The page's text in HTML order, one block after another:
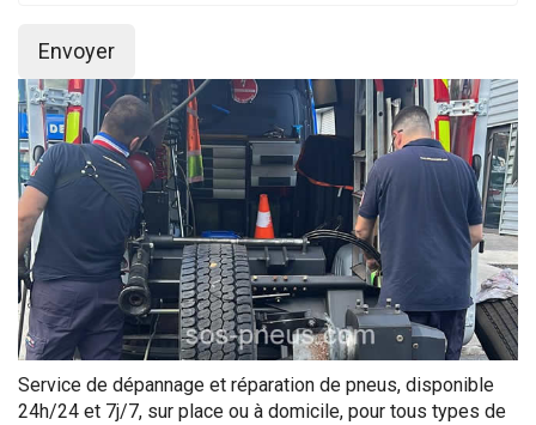
Envoyer
Service de dépannage et réparation de pneus, disponible
24h/24 et 7j/7, sur place ou à domicile, pour tous types de